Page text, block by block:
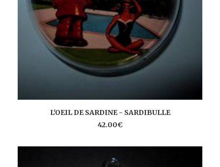
AJOUTER AU PANIER
L'OEIL DE SARDINE - SARDIBULLE
42.00€